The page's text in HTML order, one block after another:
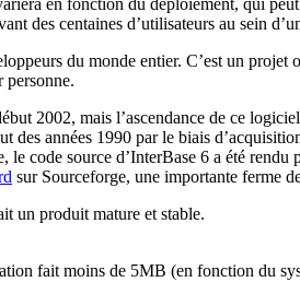
des centaines d’utilisateurs au sein
du monde entier. C’est un
personne.
2002, mais l’ascendance de ce
années 1990 par le biais
le code source d’InterBase 6 a été
sur Sourceforge, une importante ferme
un produit mature et stable.
fait moins de 5MB (en fonction du